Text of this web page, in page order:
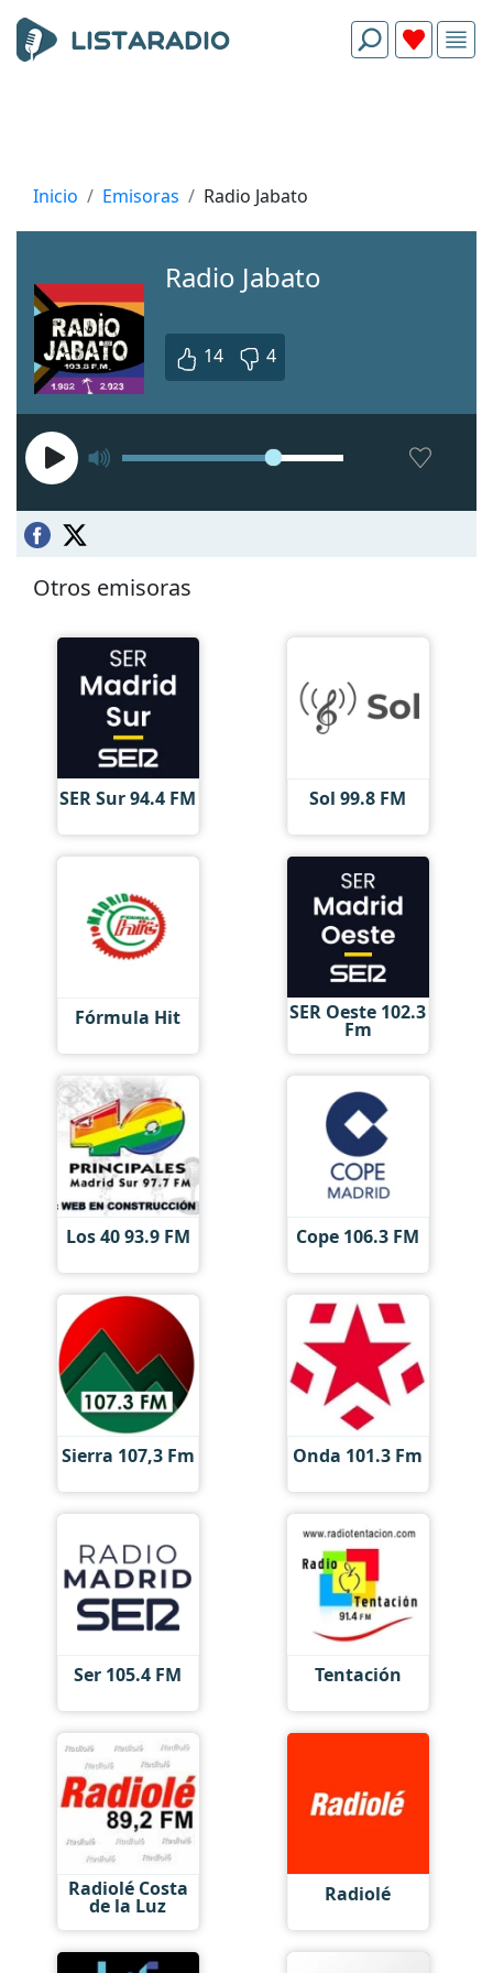
Inicio Emisoras Radio Jabato
Radio Jabato
14 4
Otros emisoras
SER Sur 94.4 FM Sol 99.8 FM
Fórmula Hit SER Oeste 102.3
Fm
Los 40 93.9 FM Cope 106.3 FM
Sierra 107,3 ​​Fm Onda 101.3 Fm
Ser 105.4 FM Tentación
Radiolé Costa
de la Luz Radiolé